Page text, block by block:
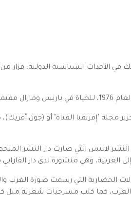
في الأحداث السياسية الدولية، فزار
"إفريقيا الفتاة" أو (جون
الحروب الصليبية كما رآها العرب في العام 1983م، عن دار
العربية، وهي منشورة لدى دار
الحضارية التي رسمت صورة الغرب
العرب، كما كتب مسرحيات شعرية مثل